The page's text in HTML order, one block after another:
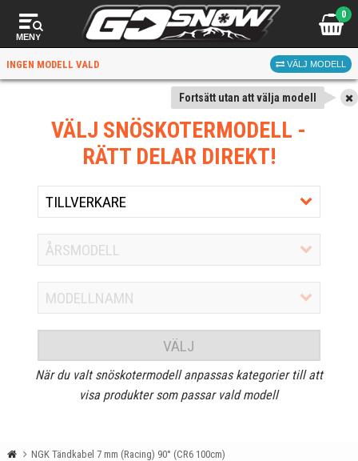
MENY
0
INGEN MODELL VALD VÄLJ MODELL
Fortsätt utan att välja modell
VÄLJ SNÖSKOTERMODELL -
RÄTT DELAR DIREKT!
VÄLJ
När du valt snöskotermodell anpassas kategorier till att
visa produkter som passar vald modell
NGK Tändkabel 7 mm (Racing) 90° (CR6 100cm)